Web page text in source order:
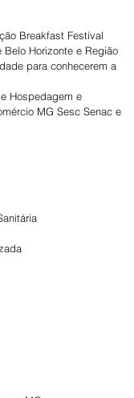
Breakfast Festival
Horizonte e Região
para conhecerem a
Hospedagem e
MG Sesc Senac e